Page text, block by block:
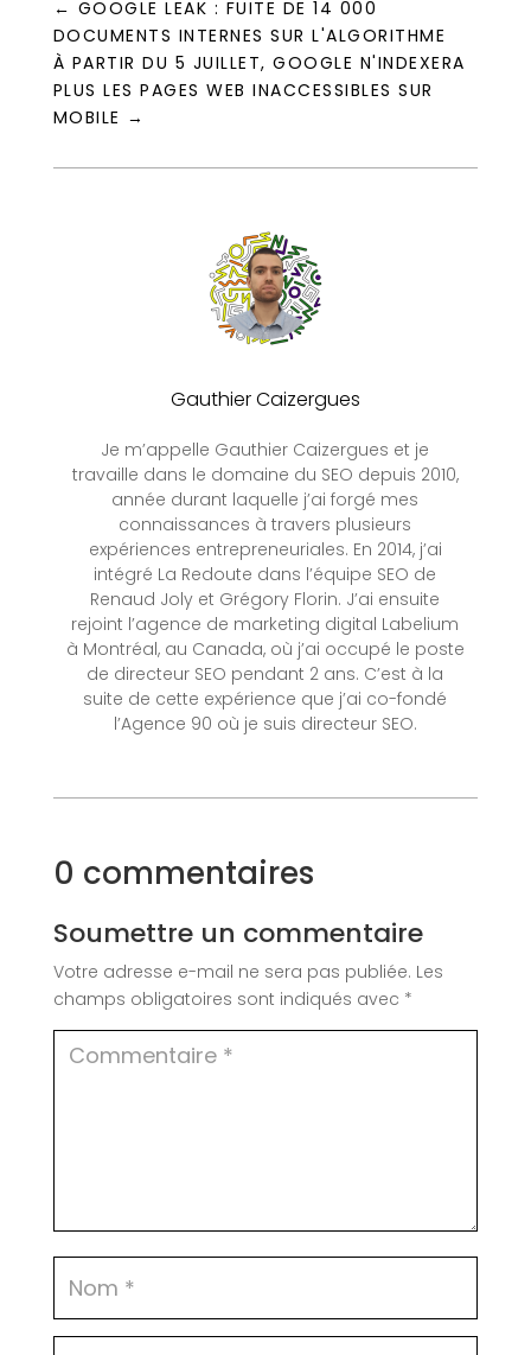
← GOOGLE LEAK : FUITE DE 14 000
DOCUMENTS INTERNES SUR L'ALGORITHME
À PARTIR DU 5 JUILLET, GOOGLE N'INDEXERA
PLUS LES PAGES WEB INACCESSIBLES SUR
MOBILE →
Gauthier Caizergues
Je m’appelle Gauthier Caizergues et je
travaille dans le domaine du SEO depuis 2010,
année durant laquelle j’ai forgé mes
connaissances à travers plusieurs
expériences entrepreneuriales. En 2014, j’ai
intégré La Redoute dans l’équipe SEO de
Renaud Joly et Grégory Florin. J’ai ensuite
rejoint l’agence de marketing digital Labelium
à Montréal, au Canada, où j’ai occupé le poste
de directeur SEO pendant 2 ans. C’est à la
suite de cette expérience que j’ai co-fondé
l’Agence 90 où je suis directeur SEO.
0 commentaires
Soumettre un commentaire
Votre adresse e-mail ne sera pas publiée. Les
champs obligatoires sont indiqués avec *